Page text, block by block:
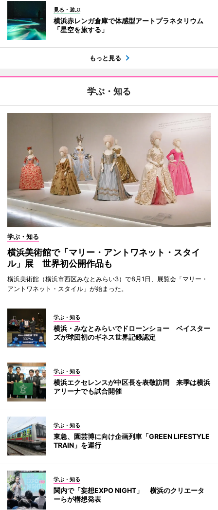
見る・遊ぶ
横浜赤レンガ倉庫で体感型アートプラネタリウム
「星空を旅する」
もっと見る
学ぶ・知る
学ぶ・知る
横浜美術館で「マリー・アントワネット・スタイ
ル」展 世界初公開作品も
横浜美術館（横浜市西区みなとみらい3）で8月1日、展覧会「マリー・
アントワネット・スタイル」が始まった。
学ぶ・知る
横浜・みなとみらいでドローンショー ベイスター
ズが球団初のギネス世界記録認定
学ぶ・知る
横浜エクセレンスが中区長を表敬訪問 来季は横浜
アリーナでも試合開催
学ぶ・知る
東急、園芸博に向け企画列車「GREEN LIFESTYLE
TRAIN」を運行
学ぶ・知る
関内で「妄想EXPO NIGHT」 横浜のクリエータ
ーらが構想発表